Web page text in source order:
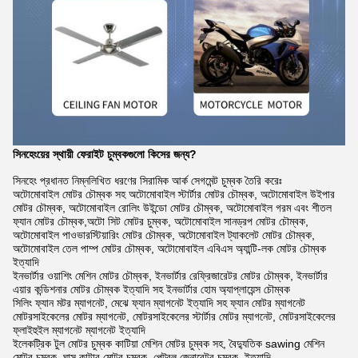
সিনহেংয়ের স্থায়ী ফেরাইট চুম্বকগুলো কিসের জন্য?
সিনহেং প্রধানত নিম্নলিখিত ধরণের সিরামিক আর্ক সেগমেন্ট চুম্বক তৈরি করেঃ
অটোমোবাইল মোটর চৌম্বক সহ অটোমোবাইল স্টার্টার মোটর চৌম্বক, অটোমোবাইল উইপার
মোটর চৌম্বক, অটোমোবাইল রোলিং উইন্ডো মোটর চৌম্বক, অটোমোবাইল গরম এবং শীতল
ফ্যান মোটর চৌম্বক,অটো সিট মোটর চুম্বক, অটোমোবাইল সানড্রপ মোটর চৌম্বক,
অটোমোবাইল পাওভারস্টিয়ারিং মোটর চৌম্বক, অটোমোবাইল ট্যাকলেট মোটর চৌম্বক,
অটোমোবাইল তেল পাম্প মোটর চৌম্বক, অটোমোবাইল এবিএস অ্যান্টি-লক মোটর চৌম্বক
ইত্যাদি
ইনভার্টার ওয়াশিং মেশিন মোটর চৌম্বক, ইনভার্টার রেফ্রিজারেটর মোটর চৌম্বক, ইনভার্টার
এয়ার কন্ডিশনার মোটর চৌম্বক ইত্যাদি সহ ইনভার্টার হোম অ্যাপ্লায়েন্স চৌম্বক
সিলিং ফ্যান মটর ম্যাগনেট, মেঝে ফ্যান ম্যাগনেট ইত্যাদি সহ ফ্যান মোটর ম্যাগনেট
মোটরসাইকেলের মোটর ম্যাগনেট, মোটরসাইকেলের স্টার্টার মোটর ম্যাগনেট, মোটরসাইকেলের
ফ্লাইহুইল ম্যাগনেট ম্যাগনেট ইত্যাদি
ইলেকট্রিক টুল মোটর চুম্বক কাটিয়া মেশিন মোটর চুম্বক সহ, বৈদ্যুতিক sawing মেশিন